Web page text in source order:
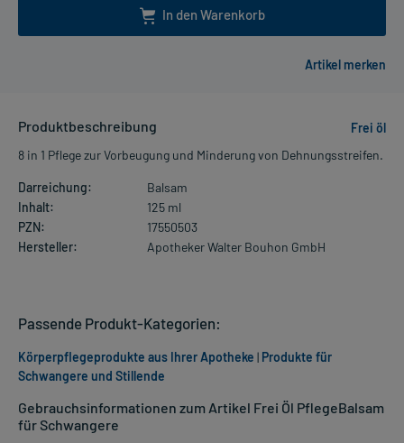
In den Warenkorb
Produktbeschreibung
Frei öl
8 in 1 Pflege zur Vorbeugung und Minderung von Dehnungsstreifen.
Darreichung:
Balsam
Inhalt:
125 ml
PZN:
17550503
Hersteller:
Apotheker Walter Bouhon GmbH
Gebrauchsinformationen zum Artikel Frei Öl PflegeBalsam
für Schwangere
Passende Produkt-Kategorien:
Körperpflegeprodukte aus Ihrer Apotheke | Produkte für
Schwangere und Stillende